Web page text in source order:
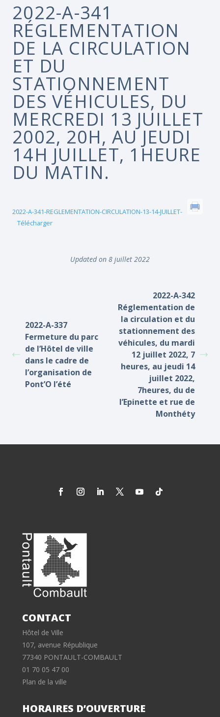
2022-A-341
RÉGLEMENTATION
DE LA CIRCULATION
ET DU
STATIONNEMENT
DES VÉHICULES, DU
MERCREDI 13 JUILLET
2002, 20H, AU JEUDI
14H JUILLET, 1HEURE
DU MATIN.
2022-A-341-REGLEMENTATION-CIRCULATION-13-14-JUILLET-
Télécharger
Updated on 8 juillet 2022
2022-A-337
Fermeture du parc
de l’Hôtel de ville
dans le cadre de
l’organisation de
Pont’O l’été
2022-A-342
Réglementation de
la circulation et du
stationnement des
véhicules, du mardi
12 juillet 2022, 7
heures, au jeudi 14
juillet 2022,
7heures, du de
l’Epinette et rue de
Monthéty
CONTACT
Hôtel de Ville
107, avenue République
77340 PONTAULT-COMBAULT
01 70 05 47 00
Plan de la ville
HORAIRES D’OUVERTURE